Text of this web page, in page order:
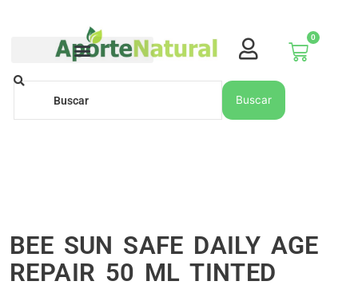
0
Carrito
Buscar
Buscar
BEE SUN SAFE DAILY AGE
REPAIR 50 ML TINTED